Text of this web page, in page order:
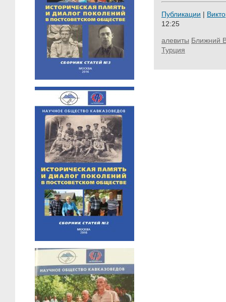
Публикации |
12:25
алевиты Ближний
Турция